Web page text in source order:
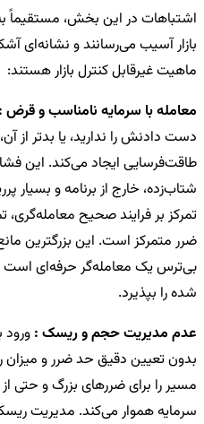
اشتباهات در این بخش، مستقیماً
بازار آسیب می‌رسانند و نشانه‌ای
ماهیت غیرقابل کنترل بازار هستند:
معامله با سرمایه نامناسب و قرض :
دست دادنش را ندارید، یا بدتر از
طاقت‌فرسایی ایجاد می‌کند. این
شتاب‌زده، خارج از برنامه و بسیار
تمرکز بر فرایند صحیح معامله‌گری،
ضرر متمرکز است. این بزرگترین
بی‌ترس یک معامله‌گر حرفه‌ای
شده را بپذیرد.
عدم مدیریت حجم و ریسک :
بدون تعیین دقیق حد ضرر و
مسیر را برای ضررهای بزرگ و حتی
سرمایه هموار می‌کند. مدیریت